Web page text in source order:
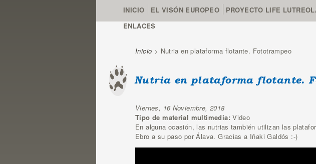
INICIO EL VISÓN EUROPEO PROYECTO LIFE
ENLACES
Se encuentra usted aquí
Inicio > Nutria en plataforma flotante. Fototrampeo
Nutria en plataforma flotante.
Viernes, 16 Noviembre, 2018
Tipo de material multimedia:Video
En alguna ocasión, las nutrias también utilizan las
Ebro a su paso por Álava. Gracias a Iñaki Galdós :-)